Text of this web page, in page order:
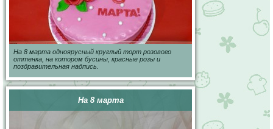
На 8 марта одноярусный круглый торт розового
оттенка, на котором бусины, красные розы и
поздравительная надпись.
На 8 марта